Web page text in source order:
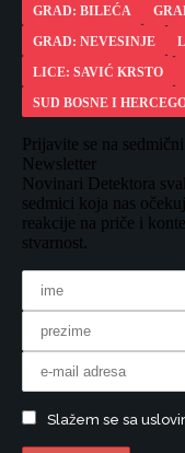
GRAD: BILEĆA
GRAD: NEVESINJE
LICE: SAVIĆ KRSTO
SUD BOSNE I
Prijavite se na
Newsletter
Novinari Detektora
sedmici koja nas
reakcije na priče i
stvarnost.
Slažem se sa